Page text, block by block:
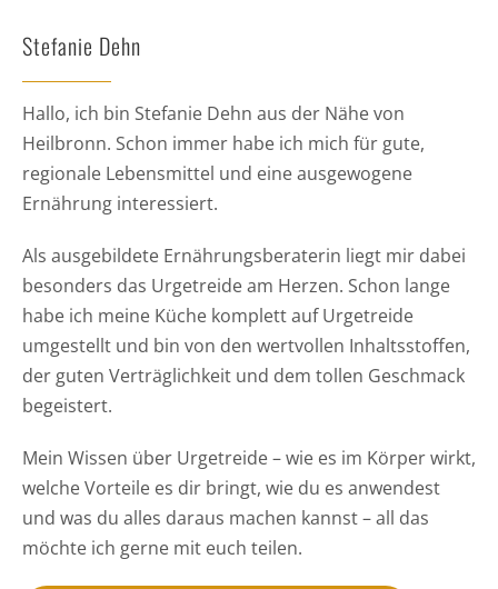
Stefanie Dehn
Hallo, ich bin Stefanie Dehn aus der Nähe von
Heilbronn. Schon immer habe ich mich für gute,
regionale Lebensmittel und eine ausgewogene
Ernährung interessiert.
Als ausgebildete Ernährungsberaterin liegt mir dabei
besonders das Urgetreide am Herzen. Schon lange
habe ich meine Küche komplett auf Urgetreide
umgestellt und bin von den wertvollen Inhaltsstoffen,
der guten Verträglichkeit und dem tollen Geschmack
begeistert.
Mein Wissen über Urgetreide – wie es im Körper wirkt,
welche Vorteile es dir bringt, wie du es anwendest
und was du alles daraus machen kannst – all das
möchte ich gerne mit euch teilen.